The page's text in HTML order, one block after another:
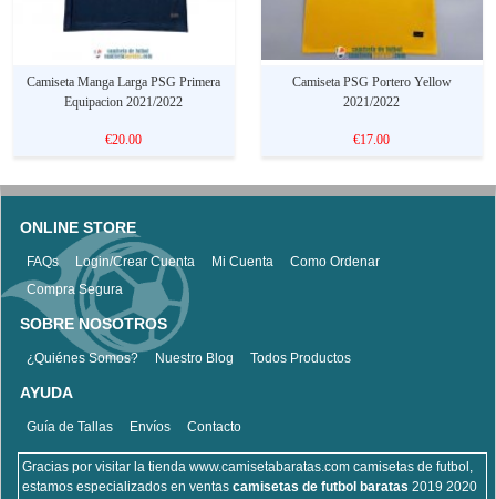
Camiseta Manga Larga PSG Primera
Equipacion 2021/2022
€20.00
Camiseta PSG Portero Yellow
2021/2022
€17.00
ONLINE STORE
FAQs Login/Crear Cuenta Mi Cuenta
Como Ordenar
Compra Segura
SOBRE NOSOTROS
¿Quiénes Somos? Nuestro Blog Todos Productos
AYUDA
Guía de Tallas Envíos Contacto
Gracias por visitar la tienda www.camisetabaratas.com camisetas de futbol,
estamos especializados en ventas camisetas de futbol baratas 2019 2020